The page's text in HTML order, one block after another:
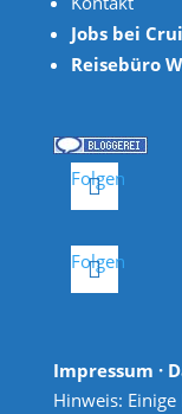
Jobs bei
Reisebüro
Folgen
Folgen
Impressum ·
Hinweis: